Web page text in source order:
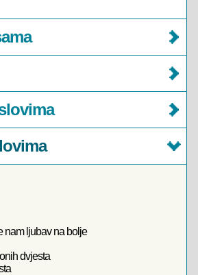
nam ljubav na bolje
dvjesta